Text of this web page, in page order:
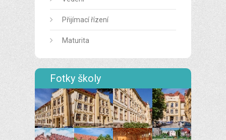
Přijímací řízení
Maturita
Fotky školy